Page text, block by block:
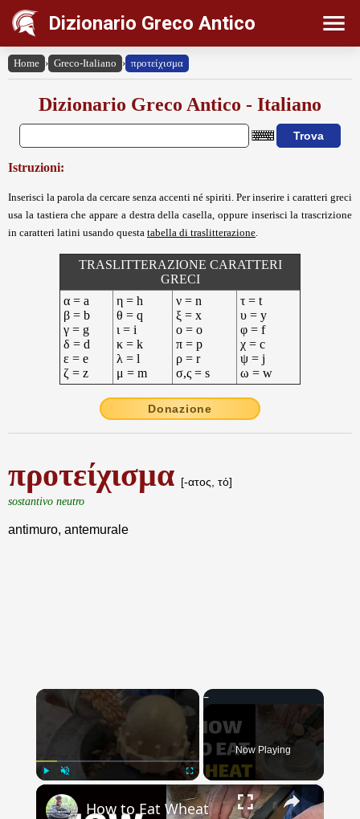
Dizionario Greco Antico
Home › Greco-Italiano › προτείχισμα
Dizionario Greco Antico - Italiano
Istruzioni:
Inserisci la parola da cercare senza accenti né spiriti. Per inserire i caratteri greci
usa la tastiera che appare a destra della casella, oppure inserisci la trascrizione
in caratteri latini usando questa tabella di traslitterazione
TRASLITTERAZIONE CARATTERI
GRECI
α = a
β = b
γ = g
δ = d
ε = e
ζ = z
η = h
θ = q
ι = i
κ = k
λ = l
μ = m
ν = n
ξ = x
ο = o
π = p
ρ = r
σ,ς = s
τ = t
υ = y
φ = f
χ = c
ψ = j
ω = w
Donazione
προτείχισμα [-ατος, τό]
sostantivo neutro
antimuro, antemurale
×
Fullscreen
Now Playing
×
How to Eat Wheat